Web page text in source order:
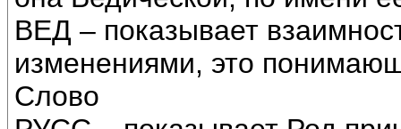
ВЕД – показывает
изменениями, это
Слово